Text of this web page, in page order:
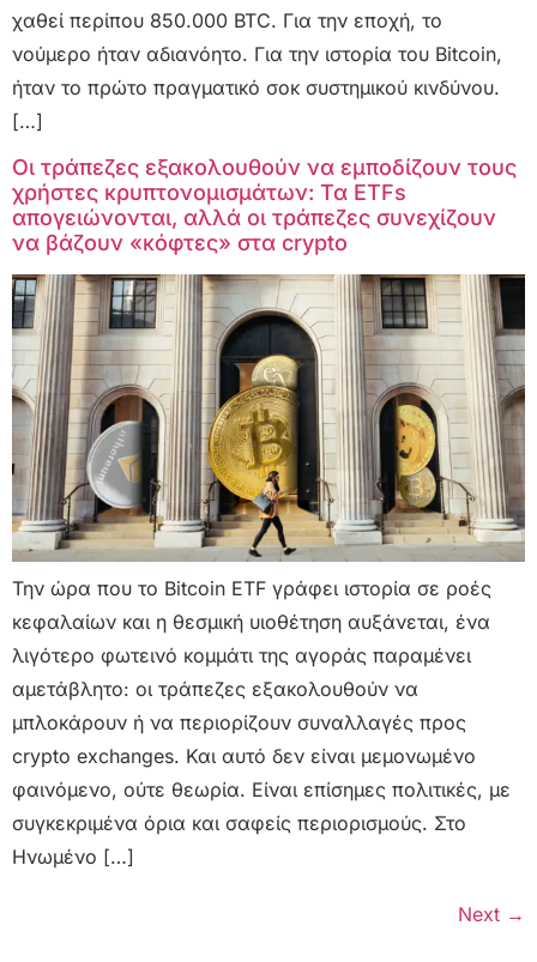
χαθεί περίπου 850.000 BTC. Για την εποχή, το
νούμερο ήταν αδιανόητο. Για την ιστορία του Bitcoin,
ήταν το πρώτο πραγματικό σοκ συστημικού κινδύνου.
[…]
Οι τράπεζες εξακολουθούν να εμποδίζουν τους
χρήστες κρυπτονομισμάτων: Τα ETFs
απογειώνονται, αλλά οι τράπεζες συνεχίζουν
να βάζουν «κόφτες» στα crypto
Την ώρα που το Bitcoin ETF γράφει ιστορία σε ροές
κεφαλαίων και η θεσμική υιοθέτηση αυξάνεται, ένα
λιγότερο φωτεινό κομμάτι της αγοράς παραμένει
αμετάβλητο: οι τράπεζες εξακολουθούν να
μπλοκάρουν ή να περιορίζουν συναλλαγές προς
crypto exchanges. Και αυτό δεν είναι μεμονωμένο
φαινόμενο, ούτε θεωρία. Είναι επίσημες πολιτικές, με
συγκεκριμένα όρια και σαφείς περιορισμούς. Στο
Ηνωμένο […]
Next →